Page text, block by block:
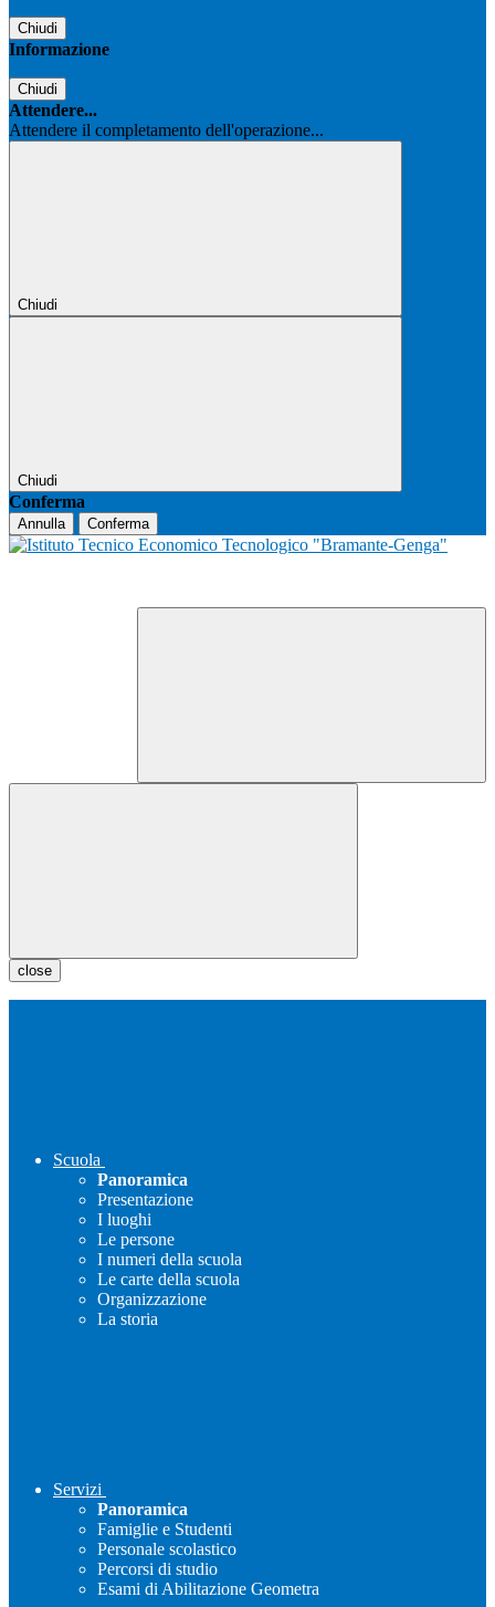
Chiudi
Informazione
Chiudi
Attendere...
Attendere il completamento dell'operazione...
Chiudi
Chiudi
Conferma
Annulla Conferma
close
Scuola
Panoramica
Presentazione
I luoghi
Le persone
I numeri della scuola
Le carte della scuola
Organizzazione
La storia
Servizi
Panoramica
Famiglie e Studenti
Personale scolastico
Percorsi di studio
Esami di Abilitazione Geometra